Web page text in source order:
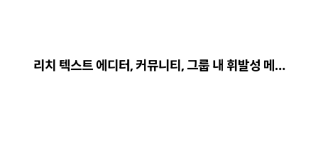
리치 텍스트 에디터, 커뮤니티, 그룹 내 휘발성 메…